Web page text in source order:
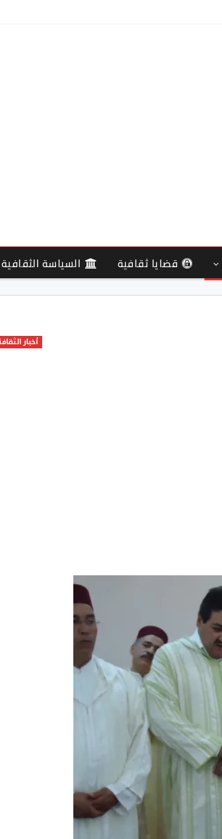
قضايا ثقافية السياسة الثقافية
أخبار